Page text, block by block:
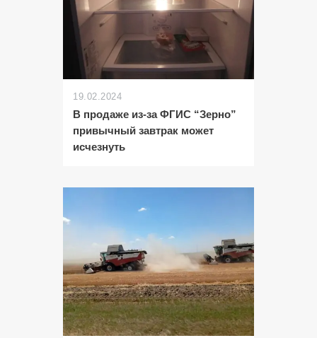
19.02.2024
В продаже из-за ФГИС “Зерно”
привычный завтрак может
исчезнуть